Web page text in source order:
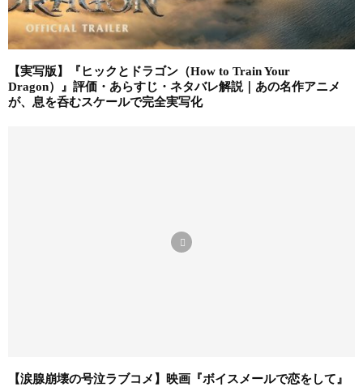
【実写版】『ヒックとドラゴン（How to Train Your
Dragon）』評価・あらすじ・ネタバレ解説｜あの名作アニメ
が、息を呑むスケールで完全実写化
【涙腺崩壊の号泣ラブコメ】映画『ボイスメールで恋をして』